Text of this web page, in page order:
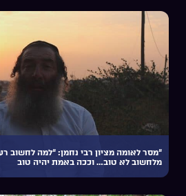
“מסר לאומה מציון רבי נחמן: “למה לחשוב
מלחשוב לא טוב… וככה באמת יהיה טוב